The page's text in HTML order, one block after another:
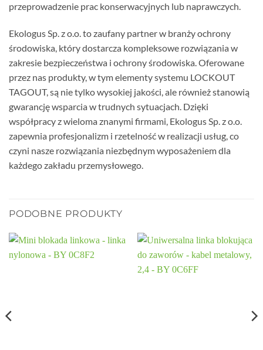
przeprowadzenie prac konserwacyjnych lub naprawczych.
Ekologus Sp. z o.o. to zaufany partner w branży ochrony
środowiska, który dostarcza kompleksowe rozwiązania w
zakresie bezpieczeństwa i ochrony środowiska. Oferowane
przez nas produkty, w tym elementy systemu LOCKOUT
TAGOUT, są nie tylko wysokiej jakości, ale również stanowią
gwarancję wsparcia w trudnych sytuacjach. Dzięki
współpracy z wieloma znanymi firmami, Ekologus Sp. z o.o.
zapewnia profesjonalizm i rzetelność w realizacji usług, co
czyni nasze rozwiązania niezbędnym wyposażeniem dla
każdego zakładu przemysłowego.
PODOBNE PRODUKTY